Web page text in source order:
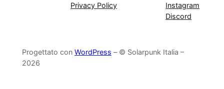
Privacy Policy
Instagram
Discord
Progettato con WordPress – © Solarpunk Italia –
2026